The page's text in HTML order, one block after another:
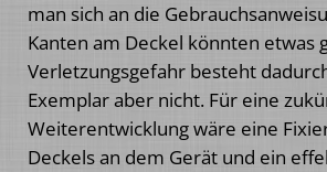
man sich an die
Kanten am Deckel könnten etwas
Verletzungsgefahr besteht
Exemplar aber nicht. Für eine
Weiterentwicklung wäre eine
Deckels an dem Gerät und ein